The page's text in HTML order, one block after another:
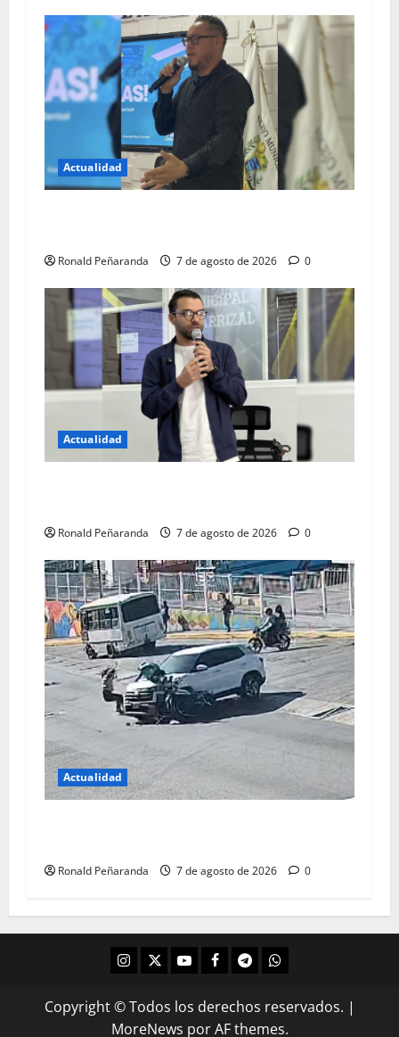
Actualidad
Ronald Peñaranda 7 de agosto de 2026 0
Actualidad
Ronald Peñaranda 7 de agosto de 2026 0
Actualidad
Ronald Peñaranda 7 de agosto de 2026 0
Copyright © Todos los derechos reservados. |
MoreNews por AF themes.